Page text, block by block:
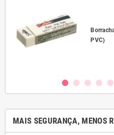
PVC)
MAIS SEGURANÇA, MENOS